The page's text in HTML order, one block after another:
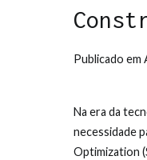
Publicado em
Na era da
necessidade
Optimization